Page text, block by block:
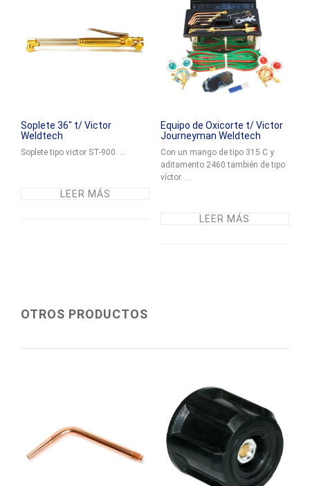
Soplete 36″ t/ Victor
Weldtech
Soplete tipo victor ST-900. ...
LEER MÁS
Equipo de Oxicorte t/ Victor
Journeyman Weldtech
Con un mango de tipo 315 C y
aditamento 2460 también de tipo
víctor. ...
LEER MÁS
OTROS PRODUCTOS